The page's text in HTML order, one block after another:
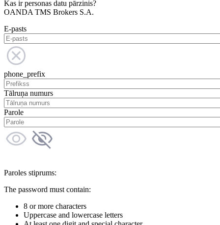
Kas ir personas datu pārzinis?
OANDA TMS Brokers S.A.
E-pasts
phone_prefix
Tālruņa numurs
Parole
Paroles stiprums:
The password must contain:
8 or more characters
Uppercase and lowercase letters